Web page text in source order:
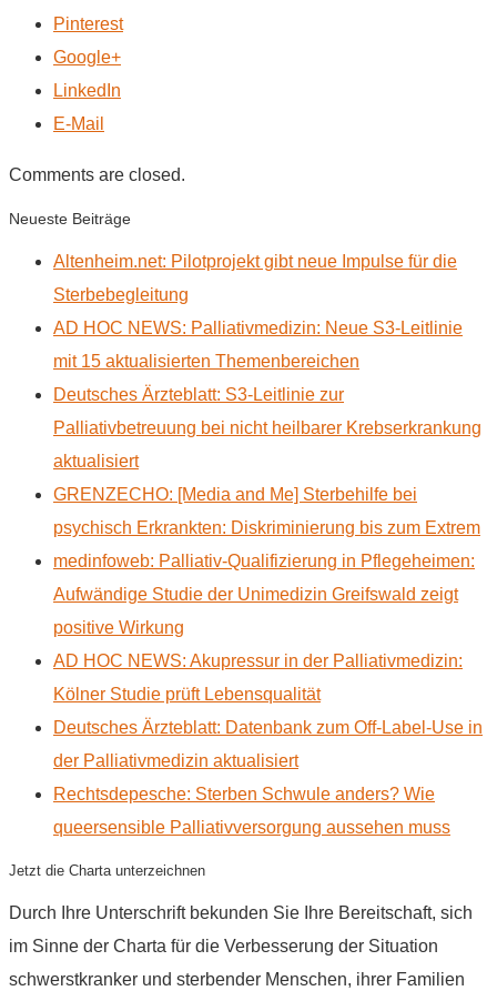
Pinterest
Google+
LinkedIn
E-Mail
Comments are closed.
Neueste Beiträge
Altenheim.net: Pilotprojekt gibt neue Impulse für die
Sterbebegleitung
AD HOC NEWS: Palliativmedizin: Neue S3-Leitlinie
mit 15 aktualisierten Themenbereichen
Deutsches Ärzteblatt: S3-Leitlinie zur
Palliativbetreuung bei nicht heilbarer Krebserkrankung
aktualisiert
GRENZECHO: [Media and Me] Sterbehilfe bei
psychisch Erkrankten: Diskriminierung bis zum Extrem
medinfoweb: Palliativ-Qualifizierung in Pflegeheimen:
Aufwändige Studie der Unimedizin Greifswald zeigt
positive Wirkung
AD HOC NEWS: Akupressur in der Palliativmedizin:
Kölner Studie prüft Lebensqualität
Deutsches Ärzteblatt: Datenbank zum Off-Label-Use in
der Palliativmedizin aktualisiert
Rechtsdepesche: Sterben Schwule anders? Wie
queersensible Palliativversorgung aussehen muss
Jetzt die Charta unterzeichnen
Durch Ihre Unterschrift bekunden Sie Ihre Bereitschaft, sich
im Sinne der Charta für die Verbesserung der Situation
schwerstkranker und sterbender Menschen, ihrer Familien